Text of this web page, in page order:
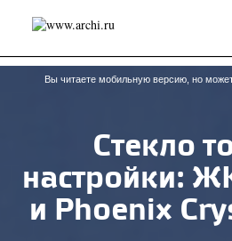
Россия Мир Технологии Интерьер
Проекты
Конкурсы События
Анонсы конкурсов
Интервью
Обзор
Объект
Репортаж
Рецензия
Иностранцы в России
Вы читаете мобильную версию, но
​Стекло
настройки:
и Phoenix